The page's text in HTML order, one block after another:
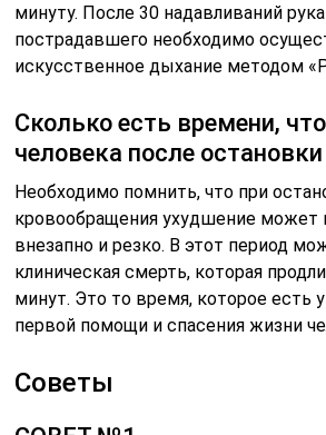
минуту. После 30 надавливаний
пострадавшего необходимо
искусственное дыхание методом
Сколько есть времени,
человека после
Необходимо помнить, что при
кровообращения ухудшение может
внезапно и резко. В этот период
клиническая смерть, которая
минут. Это то время, которое есть
первой помощи и спасения жизни
Советы